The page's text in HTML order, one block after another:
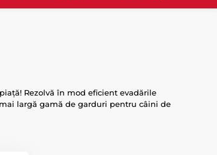
Rezolvă în mod eficient evadările
largă gamă de garduri pentru câini de